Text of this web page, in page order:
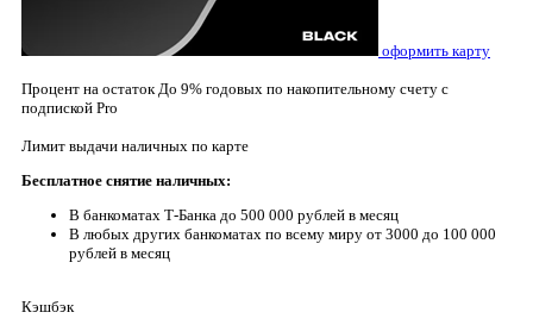
оформить карту
Процент на остаток До 9% годовых по накопительному счету с
подпиской Pro
Лимит выдачи наличных по карте
Бесплатное снятие наличных:
В банкоматах Т-Банка до 500 000 рублей в месяц
В любых других банкоматах по всему миру от 3000 до 100 000
рублей в месяц
Кэшбэк